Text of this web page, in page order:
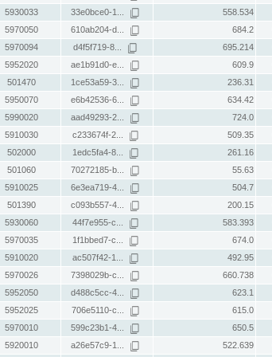
5930033 33e0bce0-1... 558.534
5970050 610ab204-d... 684.2
5970094 d4f5f719-8... 695.214
5952020 ae1b91d0-e... 609.9
501470 1ce53a59-3... 236.31
5950070 e6b42536-6... 634.42
5990020 aad49293-2... 724.0
5910030 c233674f-2... 509.35
502000 1edc5fa4-8... 261.16
501060 70272185-b... 55.63
5910025 6e3ea719-4... 504.7
501390 c093b557-4... 200.15
5930060 44f7e955-c... 583.393
5970035 1f1bbed7-c... 674.0
5910020 ac507f42-1... 492.95
5970026 7398029b-c... 660.738
5952050 d488c5cc-4... 623.1
5952025 706e5110-c... 615.0
5970010 599c23b1-4... 650.5
5920010 a26e57c9-1... 522.639